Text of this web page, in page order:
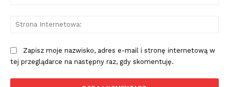
Zapisz moje nazwisko, adres e-mail i stronę internetową w
tej przeglądarce na następny raz, gdy skomentuję.